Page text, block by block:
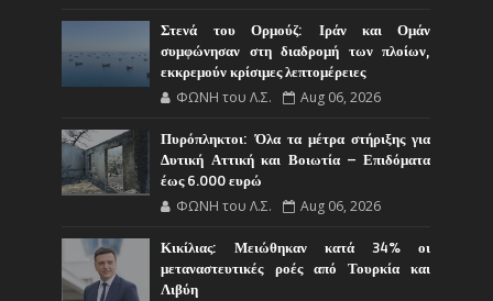
Στενά του Ορμούζ: Ιράν και Ομάν
συμφώνησαν στη διαδρομή των πλοίων,
εκκρεμούν κρίσιμες λεπτομέρειες
ΦΩΝΗ του Λ.Σ. Aug 06, 2026
Πυρόπληκτοι: Όλα τα μέτρα στήριξης για
Δυτική Αττική και Βοιωτία – Επιδόματα
έως 6.000 ευρώ
ΦΩΝΗ του Λ.Σ. Aug 06, 2026
Κικίλιας: Μειώθηκαν κατά 34% οι
μεταναστευτικές ροές από Τουρκία και
Λιβύη